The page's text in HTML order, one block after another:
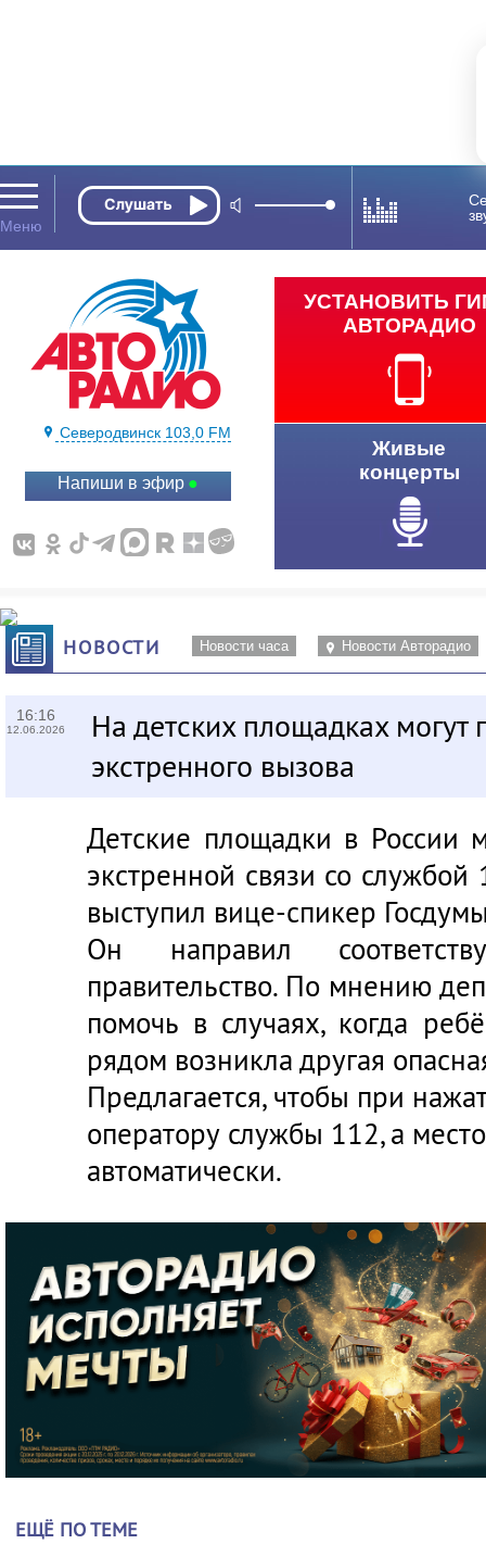
Северодвинск 103,0 FM
Напиши в эфир
УСТАНОВИТЬ
АВТОРАДИО
Живые
концерты
НОВОСТИ Новости часа Новости Авторадио
16:16
12.06.2026
На детских площадках могут
экстренного вызова
Детские площадки в России
экстренной связи со
выступил вице-спикер
Он направил
правительство. По мнению
помочь в случаях, когда
рядом возникла другая
Предлагается, чтобы при
оператору службы 112, а
автоматически.
ЕЩЁ ПО ТЕМЕ